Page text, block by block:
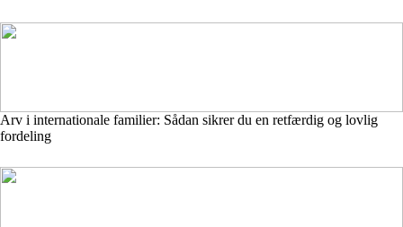
Arv i internationale familier: Sådan sikrer du en retfærdig og lovlig
fordeling